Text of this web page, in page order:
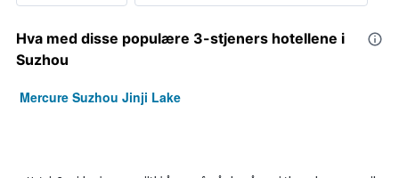
Hva med disse populære 3-stjeners hotellene i
Suzhou
Mercure Suzhou Jinji Lake